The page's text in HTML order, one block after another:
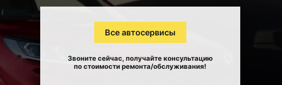
Все автосервисы
Звоните сейчас, получайте консультацию
по стоимости ремонта/обслуживания!